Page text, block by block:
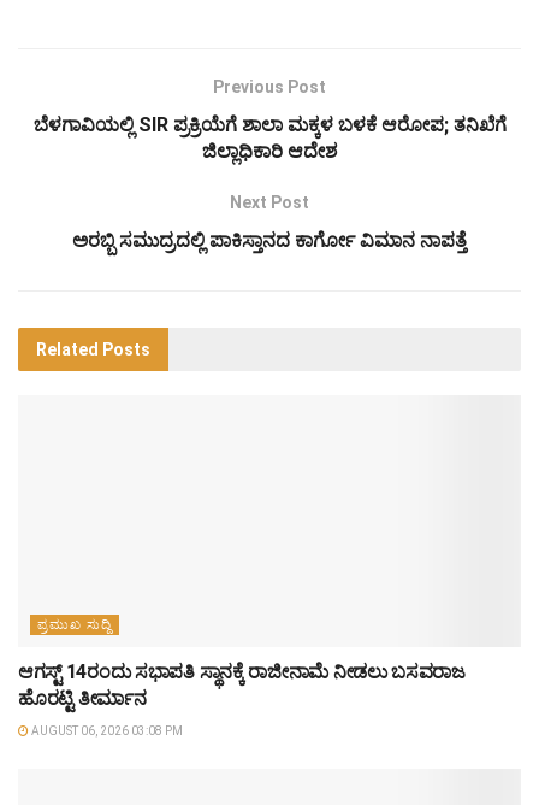
Previous Post
ಬೆಳಗಾವಿಯಲ್ಲಿ SIR ಪ್ರಕ್ರಿಯೆಗೆ ಶಾಲಾ ಮಕ್ಕಳ ಬಳಕೆ ಆರೋಪ; ತನಿಖೆಗೆ
ಜಿಲ್ಲಾಧಿಕಾರಿ ಆದೇಶ
Next Post
ಅರಬ್ಬಿ ಸಮುದ್ರದಲ್ಲಿ ಪಾಕಿಸ್ತಾನದ ಕಾರ್ಗೋ ವಿಮಾನ ನಾಪತ್ತೆ
Related Posts
ಪ್ರಮುಖ ಸುದ್ದಿ
ಆಗಸ್ಟ್‌ 14ರಂದು ಸಭಾಪತಿ ಸ್ಥಾನಕ್ಕೆ ರಾಜೀನಾಮೆ ನೀಡಲು ಬಸವರಾಜ
ಹೊರಟ್ಟಿ ತೀರ್ಮಾನ
AUGUST 06, 2026 03:08 PM